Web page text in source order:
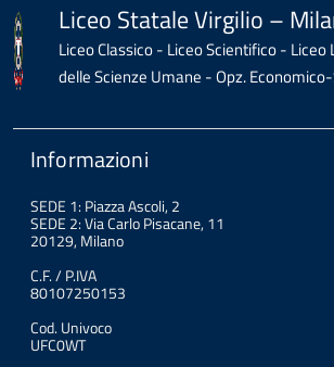
Liceo Statale Virgilio –
Liceo Classico - Liceo Scientifico -
delle Scienze Umane - Opz.
Informazioni
SEDE 1: Piazza Ascoli, 2
SEDE 2: Via Carlo Pisacane, 11
20129, Milano
C.F. / P.IVA
80107250153
Cod. Univoco
UFC0WT